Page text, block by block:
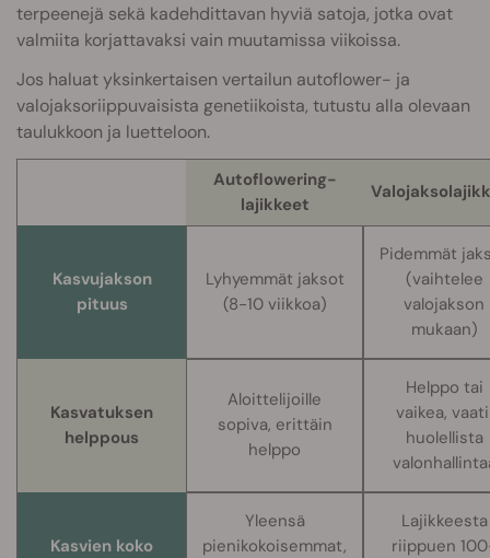
terpeenejä sekä kadehdittavan hyviä satoja, jotka ovat
valmiita korjattavaksi vain muutamissa viikoissa.
Jos haluat yksinkertaisen vertailun autoflower- ja
valojaksoriippuvaisista genetiikoista, tutustu alla olevaan
taulukkoon ja luetteloon.
Autoflowering-
lajikkeet
Kasvujakson
pituus
Lyhyemmät jaksot
(8-10 viikkoa)
Pidemmät
(vaihtelee
valojakson
mukaan)
Kasvatuksen
helppous
Aloittelijoille
sopiva, erittäin
helppo
Helppo tai
vaikea,
huolellista
Kasvien koko
Yleensä
pienikokoisemmat,
Lajikkeesta
riippuen